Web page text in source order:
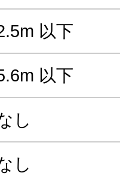
以下
以下
し
し